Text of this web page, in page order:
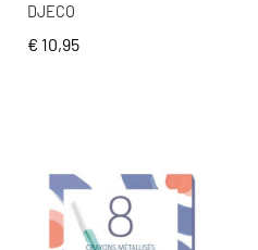
DJECO
€ 10,95